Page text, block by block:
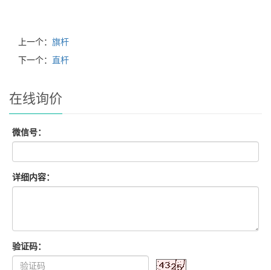
上一个： 旗杆
下一个： 直杆
在线询价
微信号：
详细内容：
验证码：